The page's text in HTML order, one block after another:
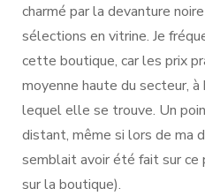
charmé par la devanture
sélections en vitrine. Je
cette boutique, car les prix
moyenne haute du secteur,
lequel elle se trouve. Un
distant, même si lors de ma
semblait avoir été fait sur ce
sur la boutique).